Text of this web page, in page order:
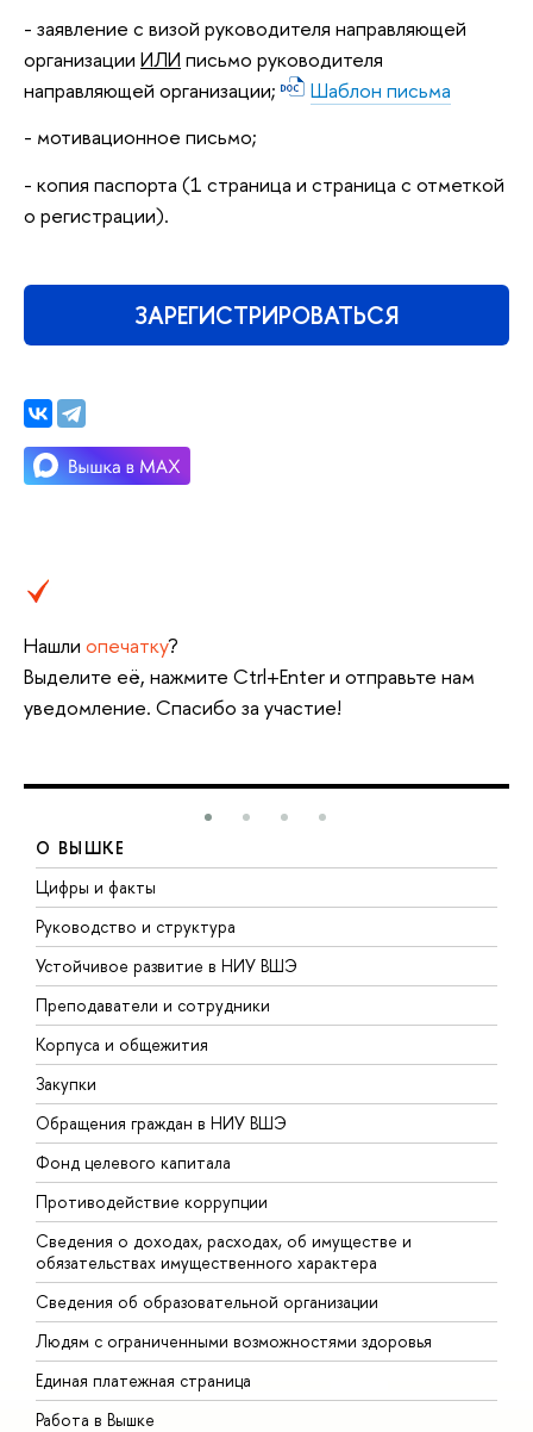
- заявление с визой руководителя направляющей
организации ИЛИ письмо руководителя
направляющей организации;
Шаблон письма
- мотивационное письмо;
- копия паспорта (1 страница и страница с отметкой
о регистрации).
ЗАРЕГИСТРИРОВАТЬСЯ
Нашли опечатку?
Выделите её, нажмите Ctrl+Enter и отправьте нам
уведомление. Спасибо за участие!
О ВЫШКЕ
Цифры и факты
Руководство и структура
Устойчивое развитие в НИУ ВШЭ
Преподаватели и сотрудники
Корпуса и общежития
Закупки
Обращения граждан в НИУ ВШЭ
Фонд целевого капитала
Противодействие коррупции
Сведения о доходах, расходах, об имуществе и
обязательствах имущественного характера
Сведения об образовательной организации
Людям с ограниченными возможностями здоровья
Единая платежная страница
Работа в Вышке